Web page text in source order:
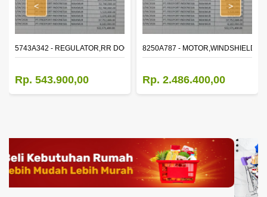
WINDOW,LH
5743A342 - REGULATOR,RR DOOR WINDOW,RH
Rp. 543.900,00
8250A787 - MOTOR,WINDSHIELD
Rp. 2.486.400,00
< >